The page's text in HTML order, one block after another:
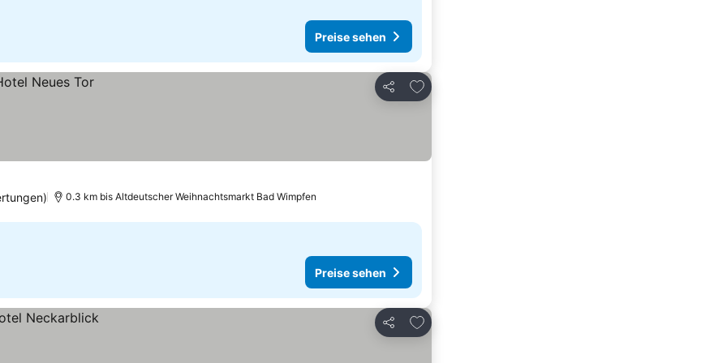
Preise sehen
Teilen
Zu Favoriten hinzufügen
0.3 km bis Altdeutscher Weihnachtsmarkt Bad Wimpfen
Preise sehen
Teilen
Zu Favoriten hinzufügen